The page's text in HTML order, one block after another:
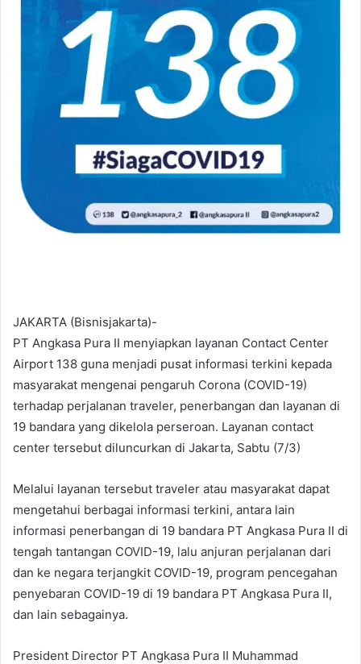
JAKARTA (Bisnisjakarta)-
PT Angkasa Pura II menyiapkan layanan Contact Center
Airport 138 guna menjadi pusat informasi terkini kepada
masyarakat mengenai pengaruh Corona (COVID-19)
terhadap perjalanan traveler, penerbangan dan layanan di
19 bandara yang dikelola perseroan. Layanan contact
center tersebut diluncurkan di Jakarta, Sabtu (7/3)
Melalui layanan tersebut traveler atau masyarakat dapat
mengetahui berbagai informasi terkini, antara lain
informasi penerbangan di 19 bandara PT Angkasa Pura II di
tengah tantangan COVID-19, lalu anjuran perjalanan dari
dan ke negara terjangkit COVID-19, program pencegahan
penyebaran COVID-19 di 19 bandara PT Angkasa Pura II,
dan lain sebagainya.
President Director PT Angkasa Pura II Muhammad